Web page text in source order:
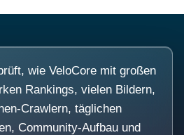
wie VeloCore mit großen
Rankings, vielen Bildern,
Crawlern, täglichen
Community-Aufbau und